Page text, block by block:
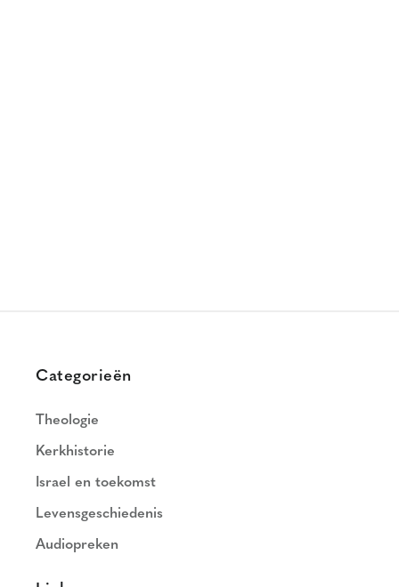
Categorieën
Theologie
Kerkhistorie
Israel en toekomst
Levensgeschiedenis
Audiopreken